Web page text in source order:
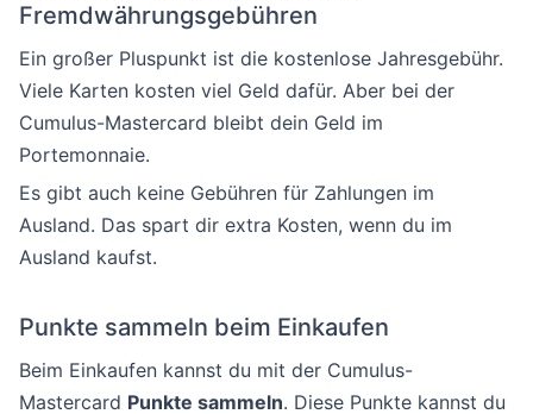
Fremdwährungsgebühren
Ein großer Pluspunkt ist die kostenlose Jahresgebühr.
Viele Karten kosten viel Geld dafür. Aber bei der
Cumulus-Mastercard bleibt dein Geld im
Portemonnaie.
Es gibt auch keine Gebühren für Zahlungen im
Ausland. Das spart dir extra Kosten, wenn du im
Ausland kaufst.
Punkte sammeln beim Einkaufen
Beim Einkaufen kannst du mit der Cumulus-
Mastercard Punkte sammeln. Diese Punkte kannst du